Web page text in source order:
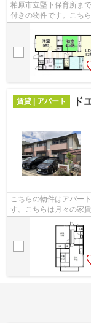
柏原市立堅下保育所ま
付きの物件です。こち
賃貸 | アパート ド
こちらの物件はアパー
す。こちらは月々の家
「ドエル光南」です。